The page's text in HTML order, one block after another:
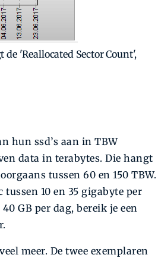
'Reallocated Sector Count',
hun ssd’s aan in TBW
data in terabytes. Die hangt
tussen 60 en 150 TBW.
10 en 35 gigabyte per
GB per dag, bereik je een
meer. De twee exemplaren